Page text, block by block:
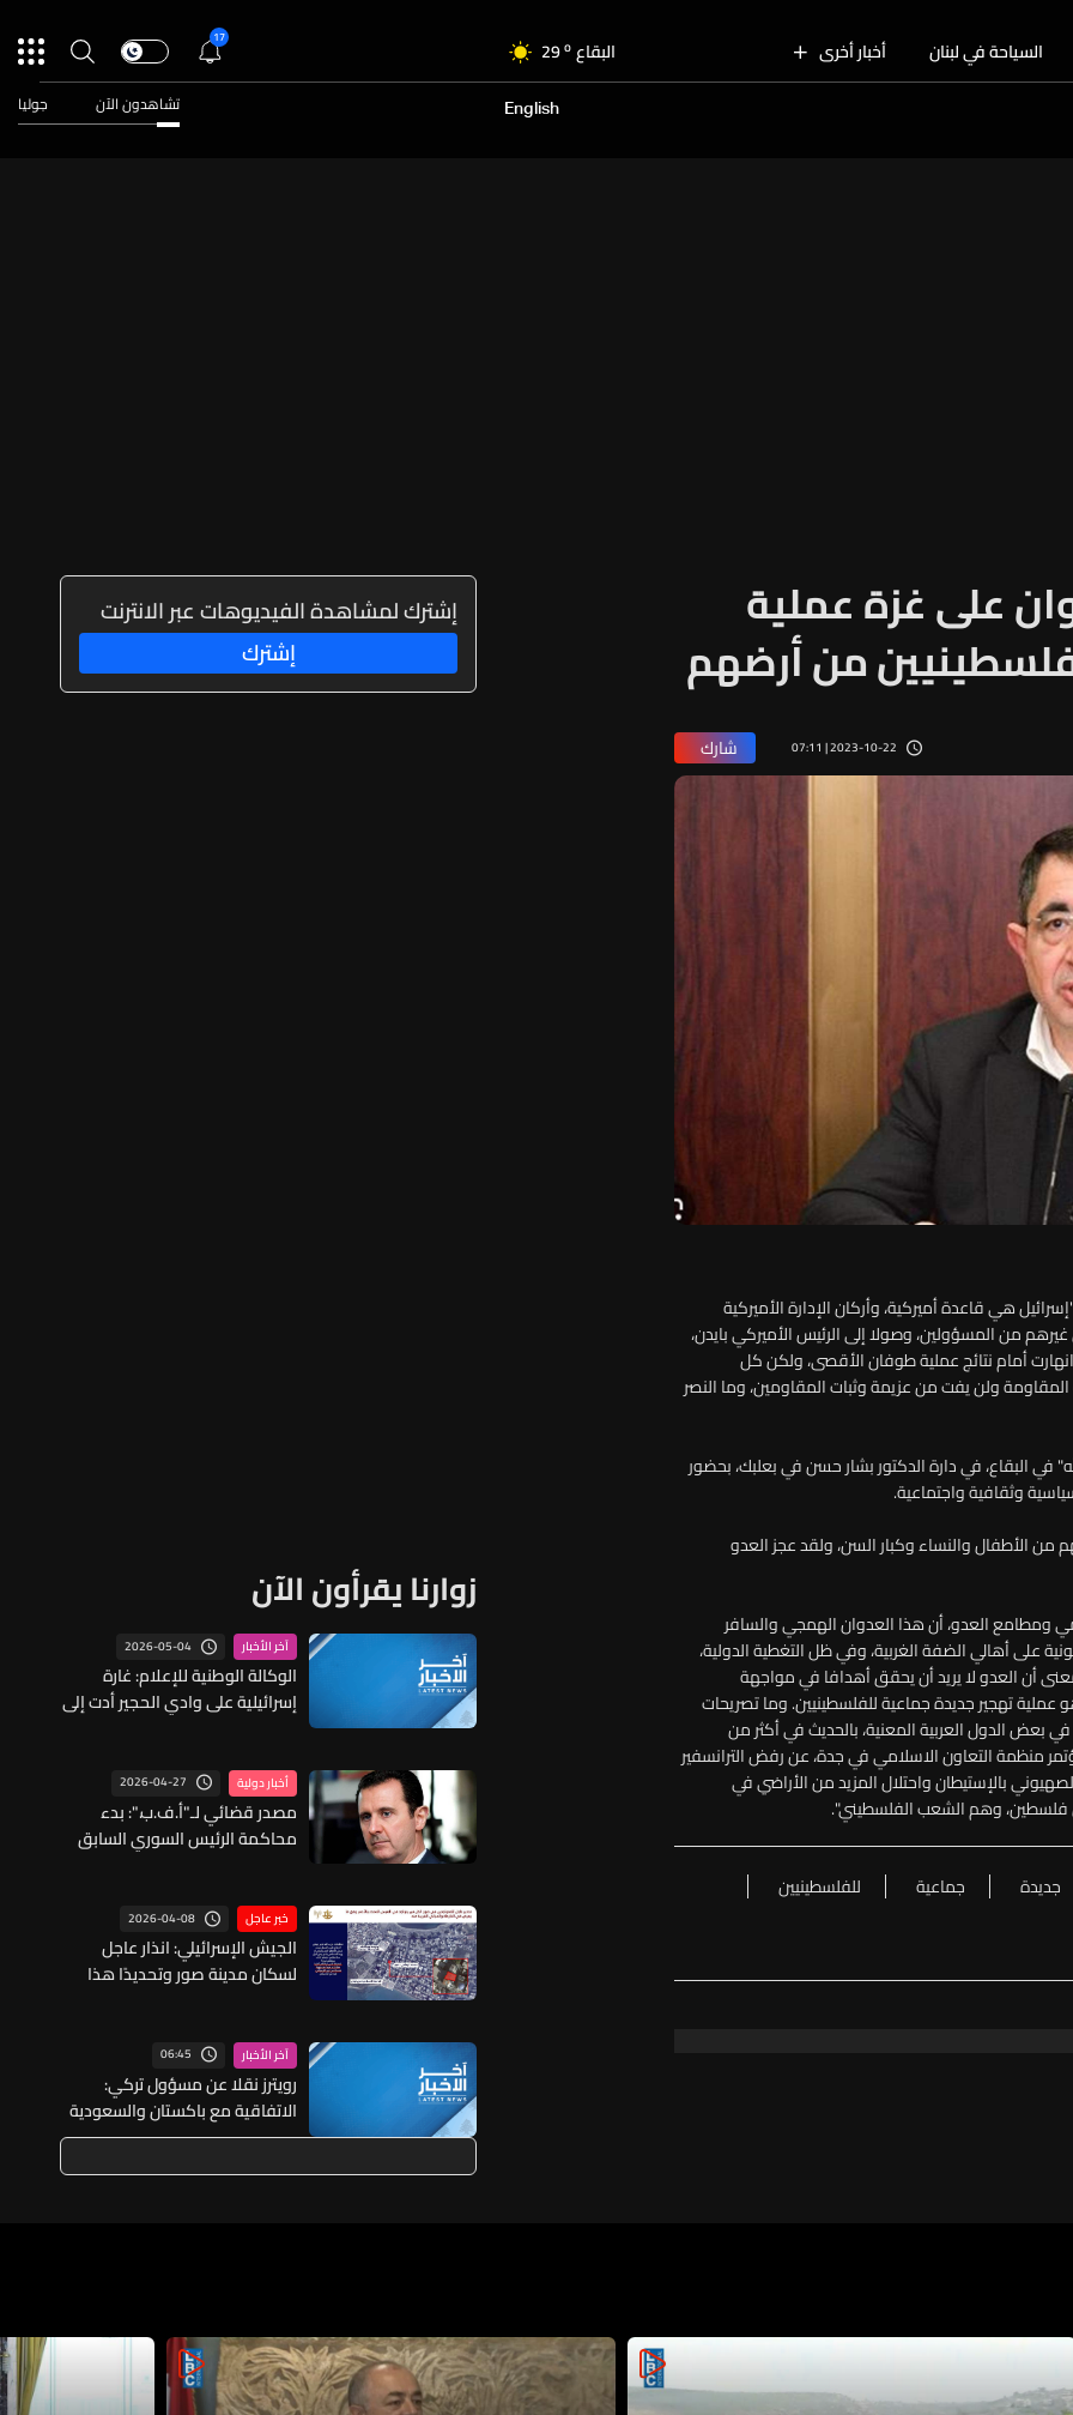
السياحة في لبنان أخبار أخرى البقاع 29o
الجنوب 28o
29
17
English تشاهدون الآن جوليا
على غزة عملية
من أرضهم
2023-10-22 | 07:11 شارك
هي قاعدة أميركية، وأركان الإدارة الأميركية
من المسؤولين، وصولا إلى الرئيس الأميركي بايدن،
أمام نتائج عملية طوفان الأقصى، ولكن كل
المقاومة ولن يفت من عزيمة وثبات المقاومين، وما النصر
في البقاع، في دارة الدكتور بشار حسن في بعلبك، بحضور
وثقافية واجتماعية.
من الأطفال والنساء وكبار السن، ولقد عجز العدو
العدو، أن هذا العدوان الهمجي والسافر
على أهالي الضفة الغربية، وفي ظل التغطية الدولية،
أن العدو لا يريد أن يحقق أهدافا في مواجهة
تهجير جديدة جماعية للفلسطينيين. وما تصريحات
بعض الدول العربية المعنية، بالحديث في أكثر من
منظمة التعاون الاسلامي في جدة، عن رفض الترانسفير
بالإستيطان واحتلال المزيد من الأراضي في
فلسطين، وهم الشعب الفلسطيني".
جديدة جماعية
للفلسطينيين
إشترك لمشاهدة الفيديوهات عبر الانترنت
إشترك
زوارنا يقرأون الآن
آخر الأخبار 2026-05-04
الوكالة الوطنية للإعلام: غارة
إسرائيلية على وادي الحجير أدت إلى
أخبار دولية 2026-04-27
مصدر قضائي لـ"أ.ف.ب.": بدء
محاكمة الرئيس السوري السابق
خبر عاجل 2026-04-08
الجيش الإسرائيلي: انذار عاجل
لسكان مدينة صور وتحديدًا هذا
آخر الأخبار 06:45
رويترز نقلا عن مسؤول تركي:
الاتفاقية مع باكستان والسعودية
ذات طابع دفاعي بحت وتنص على